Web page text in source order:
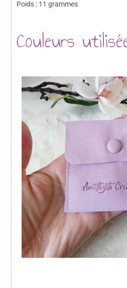
Poids : 11 grammes
Couleurs